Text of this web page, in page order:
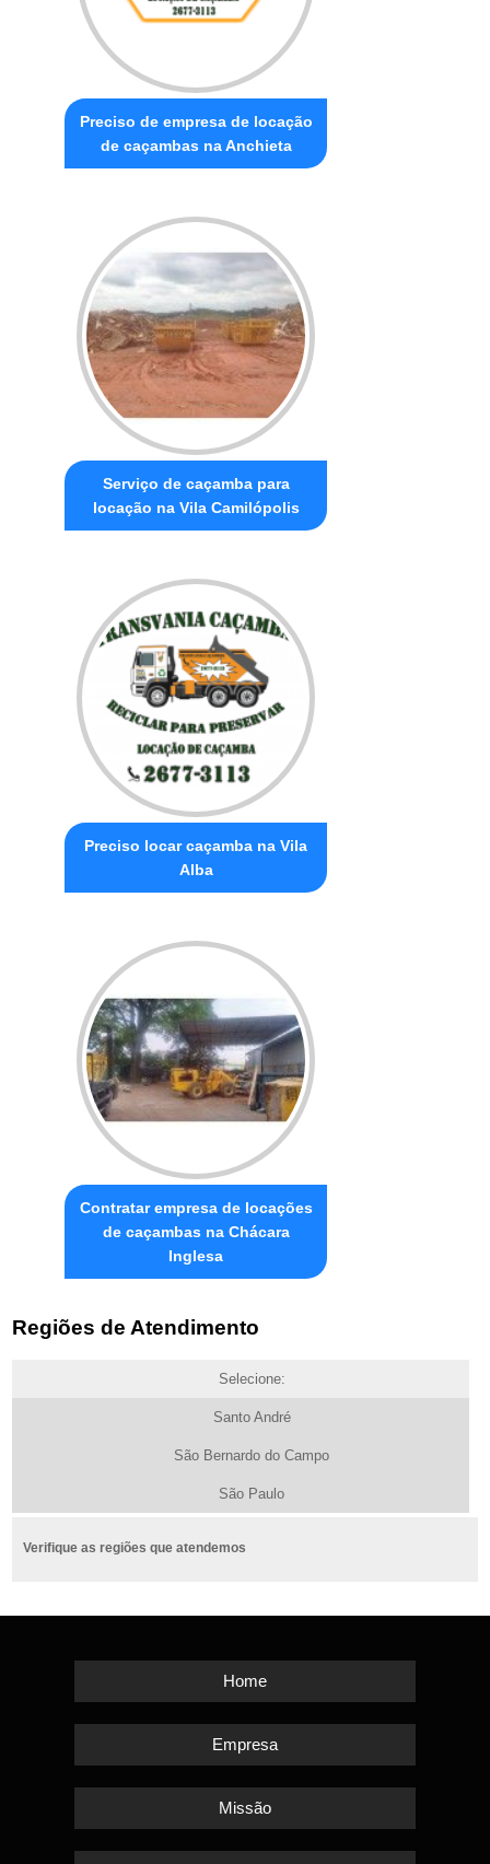
Preciso de empresa de locação
de caçambas na Anchieta
Serviço de caçamba para
locação na Vila Camilópolis
Preciso locar caçamba na Vila
Alba
Contratar empresa de locações
de caçambas na Chácara
Inglesa
Regiões de Atendimento
Selecione:
Santo André
São Bernardo do Campo
São Paulo
Verifique as regiões que atendemos
Home
Empresa
Missão